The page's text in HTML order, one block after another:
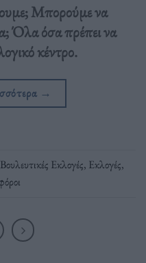
Μπορούμε να
Όλα όσα πρέπει να
κέντρο.
→
Βουλευτικές Εκλογές, Εκλογές,